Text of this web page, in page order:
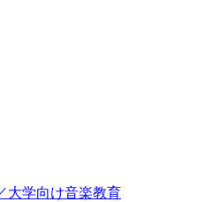
大学向け音楽教育